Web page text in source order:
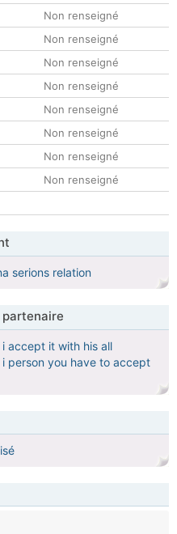
Non renseigné
Non renseigné
Non renseigné
Non renseigné
Non renseigné
Non renseigné
Non renseigné
Non renseigné
serions relation
partenaire
accept it with his all
person you have to accept